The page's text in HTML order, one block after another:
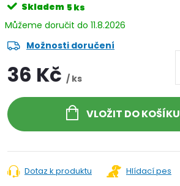
Skladem 5 ks
11.8.2026
Možnosti doručení
36 Kč / ks
VLOŽIT DO KOŠÍKU
Dotaz k produktu Hlídací pes